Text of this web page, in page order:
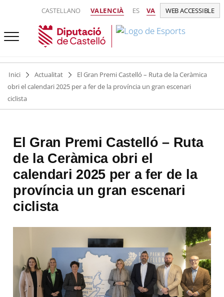
CASTELLANO VALENCIÀ ES VA WEB ACCESSIBLE
Inici Actualitat
El Gran Premi Castelló – Ruta de la Ceràmica
obri el calendari 2025 per a fer de la província un gran escenari
ciclista
El Gran Premi Castelló – Ruta
de la Ceràmica obri el
calendari 2025 per a fer de la
província un gran escenari
ciclista